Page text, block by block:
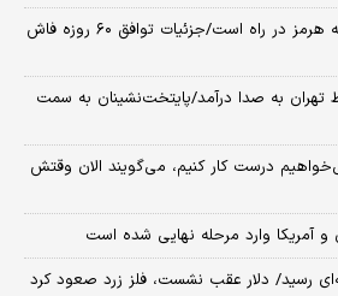
العربیه: توافق بازگشایی تنگه هرمز در راه است/جزئیات توافق ۶۰ روزه فاش
به صدا درآمد/پایتخت‌نشینان به سمت
است می‌خواهیم درست کار کنیم، می‌گویند الان وقتش
و آمریکا وارد مرحله نهایی شده است